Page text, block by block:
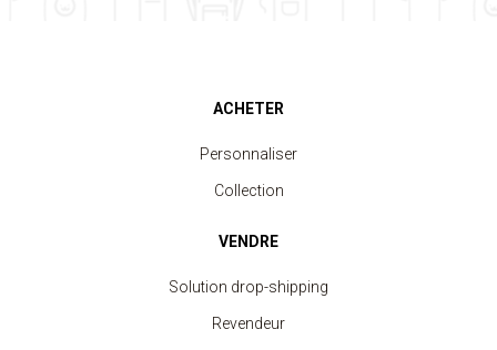
ACHETER
Personnaliser
Collection
VENDRE
Solution drop-shipping
Revendeur